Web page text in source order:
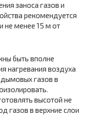
заноса газов и
рекомендуется
не менее 15 м от
быть вполне
нагревания воздуха
газов в
высотой не
газов в верхние слои